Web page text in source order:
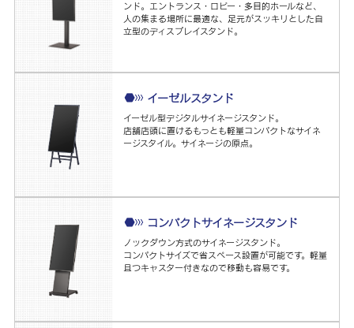
ンド。エントランス・ロビー・多目的ホールなど、
人の集まる場所に最適な、足元がスッキリとした自
立型のディスプレイスタンド。
イーゼルスタンド
イーゼル型デジタルサイネージスタンド。
店舗店頭に置けるもっとも軽量コンパクトなサイネ
ージスタイル。サイネージの原点。
コンパクトサイネージスタンド
ノックダウン方式のサイネージスタンド。
コンパクトサイズで省スペース設置が可能です。軽量
且つキャスター付きなので移動も容易です。